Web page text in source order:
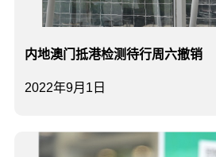
2022年9月1日
内地澳门抵港检测待行周六撤销